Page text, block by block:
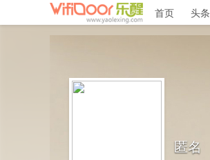
首页 头条
匿名